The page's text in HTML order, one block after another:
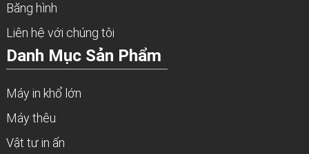
Băng hình
Liên hệ với chúng tôi
Danh Mục Sản Phẩm
Máy in khổ lớn
Máy thêu
Vật tư in ấn